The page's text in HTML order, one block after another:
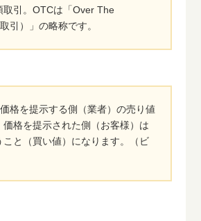
取引。OTCは「Over The
引）」の略称です。
格を提示する側（業者）の売り値
価格を提示された側（お客様）は
こと（買い値）になります。（ビ